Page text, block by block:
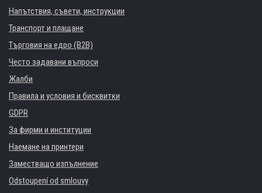
Напътствия, съвети, инструкции
Транспорт и плащане
Търговия на едро (B2B)
Често задавани въпроси
Жалби
Правила и условия и бисквитки
GDPR
За фирми и институции
Наемане на принтери
Заместващо изпълнение
Odstoupení od smlouvy